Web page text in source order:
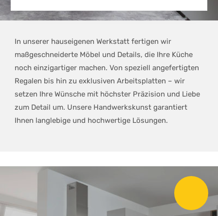
In unserer hauseigenen Werkstatt fertigen wir
maßgeschneiderte Möbel und Details, die Ihre Küche
noch einzigartiger machen. Von speziell angefertigten
Regalen bis hin zu exklusiven Arbeitsplatten – wir
setzen Ihre Wünsche mit höchster Präzision und Liebe
zum Detail um. Unsere Handwerkskunst garantiert
Ihnen langlebige und hochwertige Lösungen.